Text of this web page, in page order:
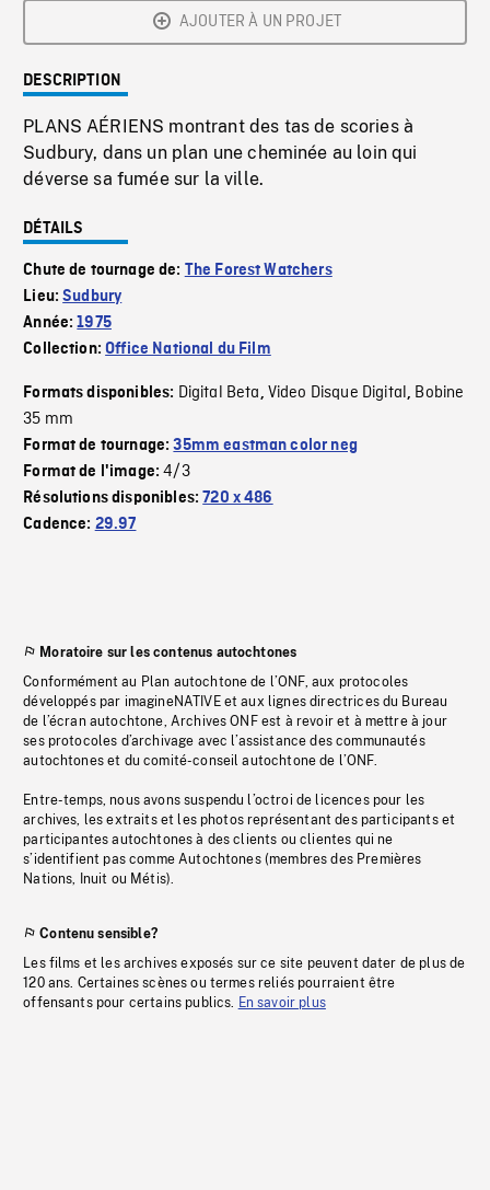
AJOUTER À UN PROJET
DESCRIPTION
PLANS AÉRIENS montrant des tas de scories à
Sudbury, dans un plan une cheminée au loin qui
déverse sa fumée sur la ville.
DÉTAILS
Chute de tournage de: The Forest Watchers
Lieu:Sudbury
Année:1975
Collection:Office National du Film
Formats disponibles: Digital Beta, Video Disque Digital, Bobine
35 mm
Format de tournage:35mm eastman color neg
Format de l'image:4/3
Résolutions disponibles:720 x 486
Cadence: 29.97
Moratoire sur les contenus autochtones
Conformément au Plan autochtone de l’ONF, aux protocoles
développés par imagineNATIVE et aux lignes directrices du Bureau
de l’écran autochtone, Archives ONF est à revoir et à mettre à jour
ses protocoles d’archivage avec l’assistance des communautés
autochtones et du comité-conseil autochtone de l’ONF.
Entre-temps, nous avons suspendu l’octroi de licences pour les
archives, les extraits et les photos représentant des participants et
participantes autochtones à des clients ou clientes qui ne
s’identifient pas comme Autochtones (membres des Premières
Nations, Inuit ou Métis).
Contenu sensible?
Les films et les archives exposés sur ce site peuvent dater de plus de
120 ans. Certaines scènes ou termes reliés pourraient être
offensants pour certains publics. En savoir plus